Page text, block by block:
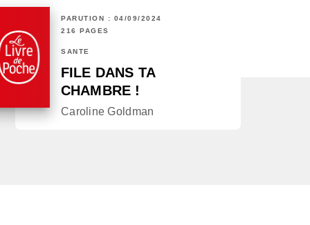
PARUTION : 04/09/2024
216 PAGES
SANTÉ
FILE DANS TA
CHAMBRE !
Caroline Goldman